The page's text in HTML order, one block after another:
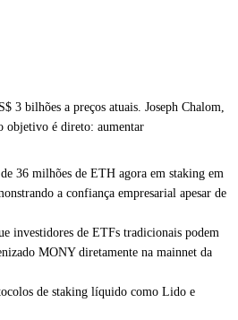
3 bilhões a preços atuais. Joseph Chalom,
objetivo é direto: aumentar
36 milhões de ETH agora em staking em
a confiança empresarial apesar de
investidores de ETFs tradicionais podem
MONY diretamente na mainnet da
de staking líquido como Lido e